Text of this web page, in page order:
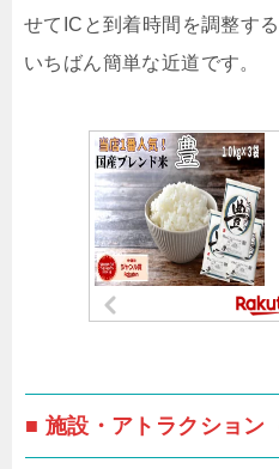
せてICと到着時間を調整す
いちばん簡単な近道です。
■ 施設・アトラクション